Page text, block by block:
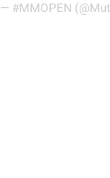
— #MMOPEN